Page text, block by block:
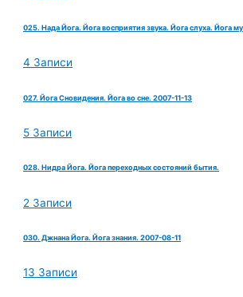
025. Нада Йога. Йога восприятия звука. Йога слуха. Йога
4 Записи
027. Йога Сновидения. Йога во сне. 2007-11-13
5 Записи
028. Нидра Йога. Йога переходных состояний бытия.
2 Записи
030. Джнана Йога. Йога знания. 2007-08-11
13 Записи